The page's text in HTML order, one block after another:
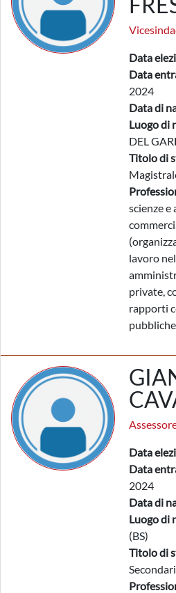
Data
Data
2024
Data di
Luogo di
DEL
Titolo di
scienze
lavoro
private,
rapporti
Data
Data
2024
Data di
Luogo di
(BS)
Titolo di